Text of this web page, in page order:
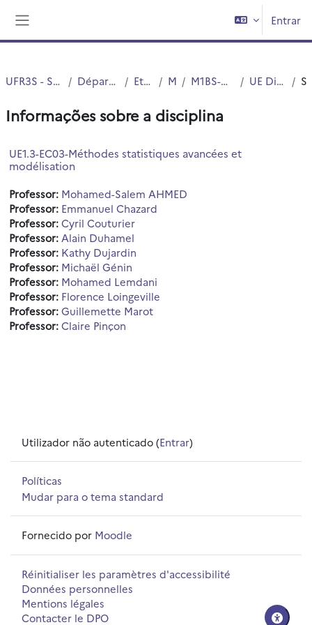
Entrar
UFR3S - Sciences de Santé et du Sport Département UFR3S - Médecine Etudes Medicales MASTERS M1BS-Option Santé-Simple cursus UE Disciplinaires thématique
Informações sobre a disciplina
UE1.3-EC03-Méthodes statistiques avancées et
modélisation
Professor: Mohamed-Salem AHMED
Professor: Emmanuel Chazard
Professor:Cyril Couturier
Professor: Alain Duhamel
Professor: Kathy Dujardin
Professor: Michaël Génin
Professor: Mohamed Lemdani
Professor: Florence Loingeville
Professor:Guillemette Marot
Professor:Claire Pinçon
Utilizador não autenticado (Entrar)
Políticas
Mudar para o tema standard
Fornecido por Moodle
Réinitialiser les paramètres d'accessibilité
Données personnelles
Mentions légales
Contacter le DPO